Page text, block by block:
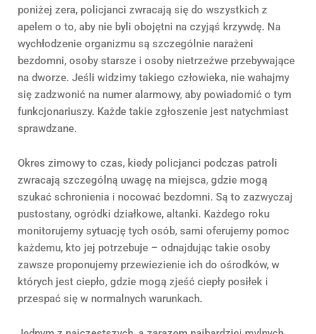
poniżej zera, policjanci zwracają się do wszystkich z
apelem o to, aby nie byli obojętni na czyjąś krzywdę. Na
wychłodzenie organizmu są szczególnie narażeni
bezdomni, osoby starsze i osoby nietrzeźwe przebywające
na dworze. Jeśli widzimy takiego człowieka, nie wahajmy
się zadzwonić na numer alarmowy, aby powiadomić o tym
funkcjonariuszy. Każde takie zgłoszenie jest natychmiast
sprawdzane.
Okres zimowy to czas, kiedy policjanci podczas patroli
zwracają szczególną uwagę na miejsca, gdzie mogą
szukać schronienia i nocować bezdomni. Są to zazwyczaj
pustostany, ogródki działkowe, altanki. Każdego roku
monitorujemy sytuację tych osób, sami oferujemy pomoc
każdemu, kto jej potrzebuje – odnajdując takie osoby
zawsze proponujemy przewiezienie ich do ośrodków, w
których jest ciepło, gdzie mogą zjeść ciepły posiłek i
przespać się w normalnych warunkach.